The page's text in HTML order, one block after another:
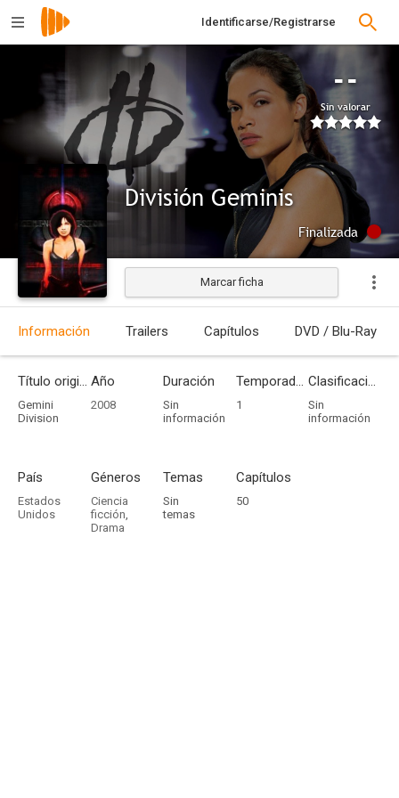
Identificarse/Registrarse
--
Sin valorar
División Geminis
Finalizada
Marcar ficha
Información Trailers Capítulos DVD / Blu-Ray
Título original
Gemini
Division
Año
2008
Duración
Sin
información
Temporadas
1
Clasificación por edades
Sin
información
País
Estados
Unidos
Géneros
Ciencia
ficción,
Drama
Temas
Sin
temas
Capítulos
50